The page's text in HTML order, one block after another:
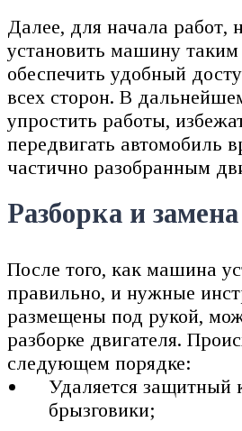
Далее, для начала работ,
установить машину
обеспечить удобный
всех сторон. В
упростить работы,
передвигать автомобиль
частично разобранным
Разборка и
После того, как машина
правильно, и нужные
размещены под рукой,
разборке двигателя.
следующем порядке:
Удаляется защитный
брызговики;